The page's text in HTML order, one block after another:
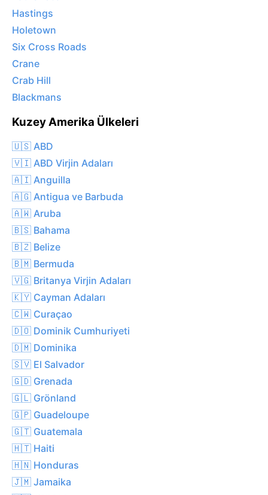
Hastings
Holetown
Six Cross Roads
Crane
Crab Hill
Blackmans
Kuzey Amerika Ülkeleri
🇺🇸 ABD
🇻🇮 ABD Virjin Adaları
🇦🇮 Anguilla
🇦🇬 Antigua ve Barbuda
🇦🇼 Aruba
🇧🇸 Bahama
🇧🇿 Belize
🇧🇲 Bermuda
🇻🇬 Britanya Virjin Adaları
🇰🇾 Cayman Adaları
🇨🇼 Curaçao
🇩🇴 Dominik Cumhuriyeti
🇩🇲 Dominika
🇸🇻 El Salvador
🇬🇩 Grenada
🇬🇱 Grönland
🇬🇵 Guadeloupe
🇬🇹 Guatemala
🇭🇹 Haiti
🇭🇳 Honduras
🇯🇲 Jamaika